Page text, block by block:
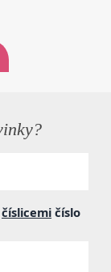
číslicemi číslo